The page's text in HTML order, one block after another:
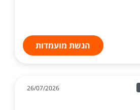
הגשת מועמדות
26/07/2026